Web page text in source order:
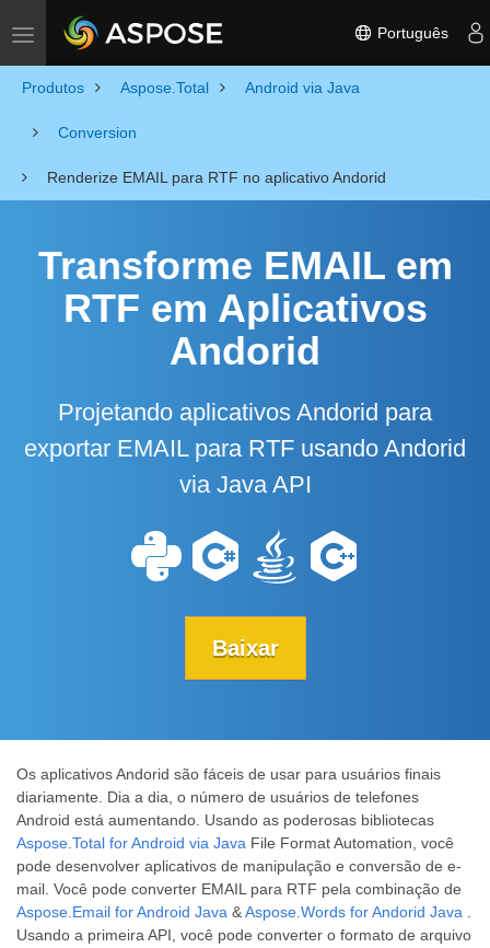
Toggle navigation Português
Produtos Aspose.Total Android via Java
Conversion
Renderize EMAIL para RTF no aplicativo Andorid
Transforme EMAIL em
RTF em Aplicativos
Andorid
Projetando aplicativos Andorid para
exportar EMAIL para RTF usando Andorid
via Java API
Baixar
Os aplicativos Andorid são fáceis de usar para usuários finais
diariamente. Dia a dia, o número de usuários de telefones
Android está aumentando. Usando as poderosas bibliotecas
Aspose.Total for Android via Java File Format Automation, você
pode desenvolver aplicativos de manipulação e conversão de e-
mail. Você pode converter EMAIL para RTF pela combinação de
Aspose.Email for Android Java &Aspose.Words for Andorid Java
Usando a primeira API, você pode converter o formato de arquivo